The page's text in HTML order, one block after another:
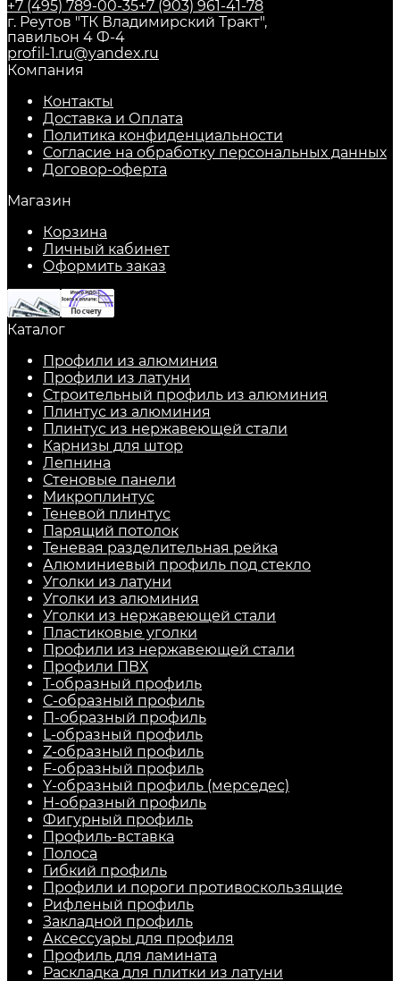
+7 (495) 789-00-35+7 (903) 961-41-78
г. Реутов "ТК Владимирский Тракт",
павильон 4 Ф-4
profil-1.ru@yandex.ru
Компания
Контакты
Доставка и Оплата
Политика конфиденциальности
Согласие на обработку персональных данных
Договор-оферта
Магазин
Корзина
Личный кабинет
Оформить заказ
Каталог
Профили из алюминия
Профили из латуни
Строительный профиль из алюминия
Плинтус из алюминия
Плинтус из нержавеющей стали
Карнизы для штор
Лепнина
Стеновые панели
Микроплинтус
Теневой плинтус
Парящий потолок
Теневая разделительная рейка
Алюминиевый профиль под стекло
Уголки из латуни
Уголки из алюминия
Уголки из нержавеющей стали
Пластиковые уголки
Профили из нержавеющей стали
Профили ПВХ
Т-образный профиль
С-образный профиль
П-образный профиль
L-образный профиль
Z-образный профиль
F-образный профиль
Y-образный профиль (мерседес)
H-образный профиль
Фигурный профиль
Профиль-вставка
Полоса
Гибкий профиль
Профили и пороги противоскользящие
Рифленый профиль
Закладной профиль
Аксессуары для профиля
Профиль для ламината
Раскладка для плитки из латуни